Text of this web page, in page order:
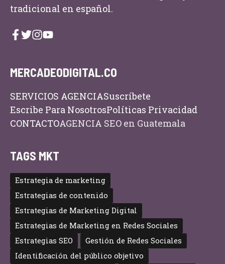
tradicional en español.
MERCADEODIGITAL.CO
SERVICIOS AGENCIASuscríbete
Escribe Para NosotrosPolíticas Privacidad
CONTACTOAGENCIA SEO en Guatemala
TAGS MKT
Estrategia de marketing
Estrategias de contenido
Estrategias de Marketing Digital
Estrategias de Marketing en Redes Sociales
Estrategias SEO
Gestión de Redes Sociales
Identificación del público objetivo